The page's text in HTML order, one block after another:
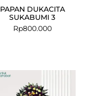
PAPAN DUKACITA
SUKABUMI 3
Rp800.000